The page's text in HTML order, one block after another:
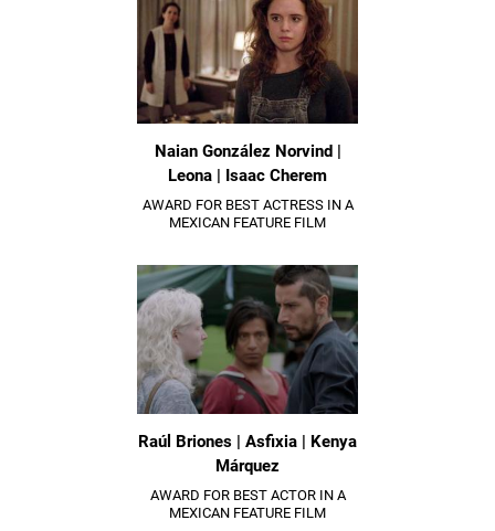
Naian González Norvind |
Leona | Isaac Cherem
AWARD FOR BEST ACTRESS IN A
MEXICAN FEATURE FILM
Raúl Briones | Asfixia | Kenya
Márquez
AWARD FOR BEST ACTOR IN A
MEXICAN FEATURE FILM